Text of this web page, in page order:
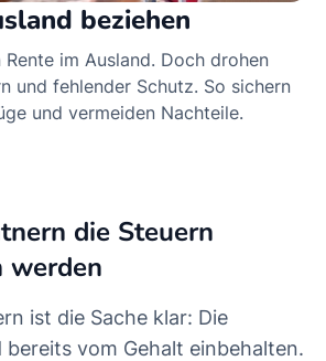
beziehen
im Ausland. Doch drohen
und fehlender Schutz. So sichern
und vermeiden Nachteile.
die Steuern
werden
ist die Sache klar: Die
vom Gehalt einbehalten.